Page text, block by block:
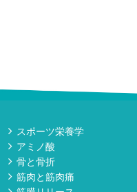
スポーツ栄養学
アミノ酸
骨と骨折
筋肉と筋肉痛